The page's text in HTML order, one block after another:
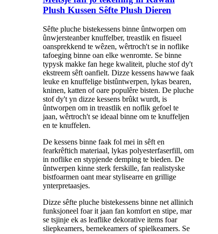
Plush Kussen Sêfte Plush Dieren
Sêfte pluche bistekessens binne ûntworpen om
ûnwjersteanber knuffelber, treastlik en fisueel
oansprekkend te wêzen, wêrtroch't se in noflike
tafoeging binne oan elke wenromte. Se binne
typysk makke fan hege kwaliteit, pluche stof dy't
ekstreem sêft oanfielt. Dizze kessens hawwe faak
leuke en knuffelige bistûntwerpen, lykas bearen,
kninen, katten of oare populêre bisten. De pluche
stof dy't yn dizze kessens brûkt wurdt, is
ûntworpen om in treastlik en noflik gefoel te
jaan, wêrtroch't se ideaal binne om te knuffeljen
en te knuffelen.
De kessens binne faak fol mei in sêft en
fearkrêftich materiaal, lykas polyesterfaserfill, om
in noflike en stypjende demping te bieden. De
ûntwerpen kinne sterk ferskille, fan realistyske
bistfoarmen oant mear stylisearre en grillige
ynterpretaasjes.
Dizze sêfte pluche bistekessens binne net allinich
funksjoneel foar it jaan fan komfort en stipe, mar
se tsjinje ek as leaflike dekorative items foar
sliepkeamers, bernekeamers of spielkeamers. Se